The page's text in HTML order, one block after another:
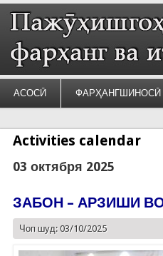
АСОСӢ ФАРҲАНГШИНОСӢ
Activities calendar
03 октября 2025
ЗАБОН – АРЗИШИ
Чоп шуд: 03/10/2025